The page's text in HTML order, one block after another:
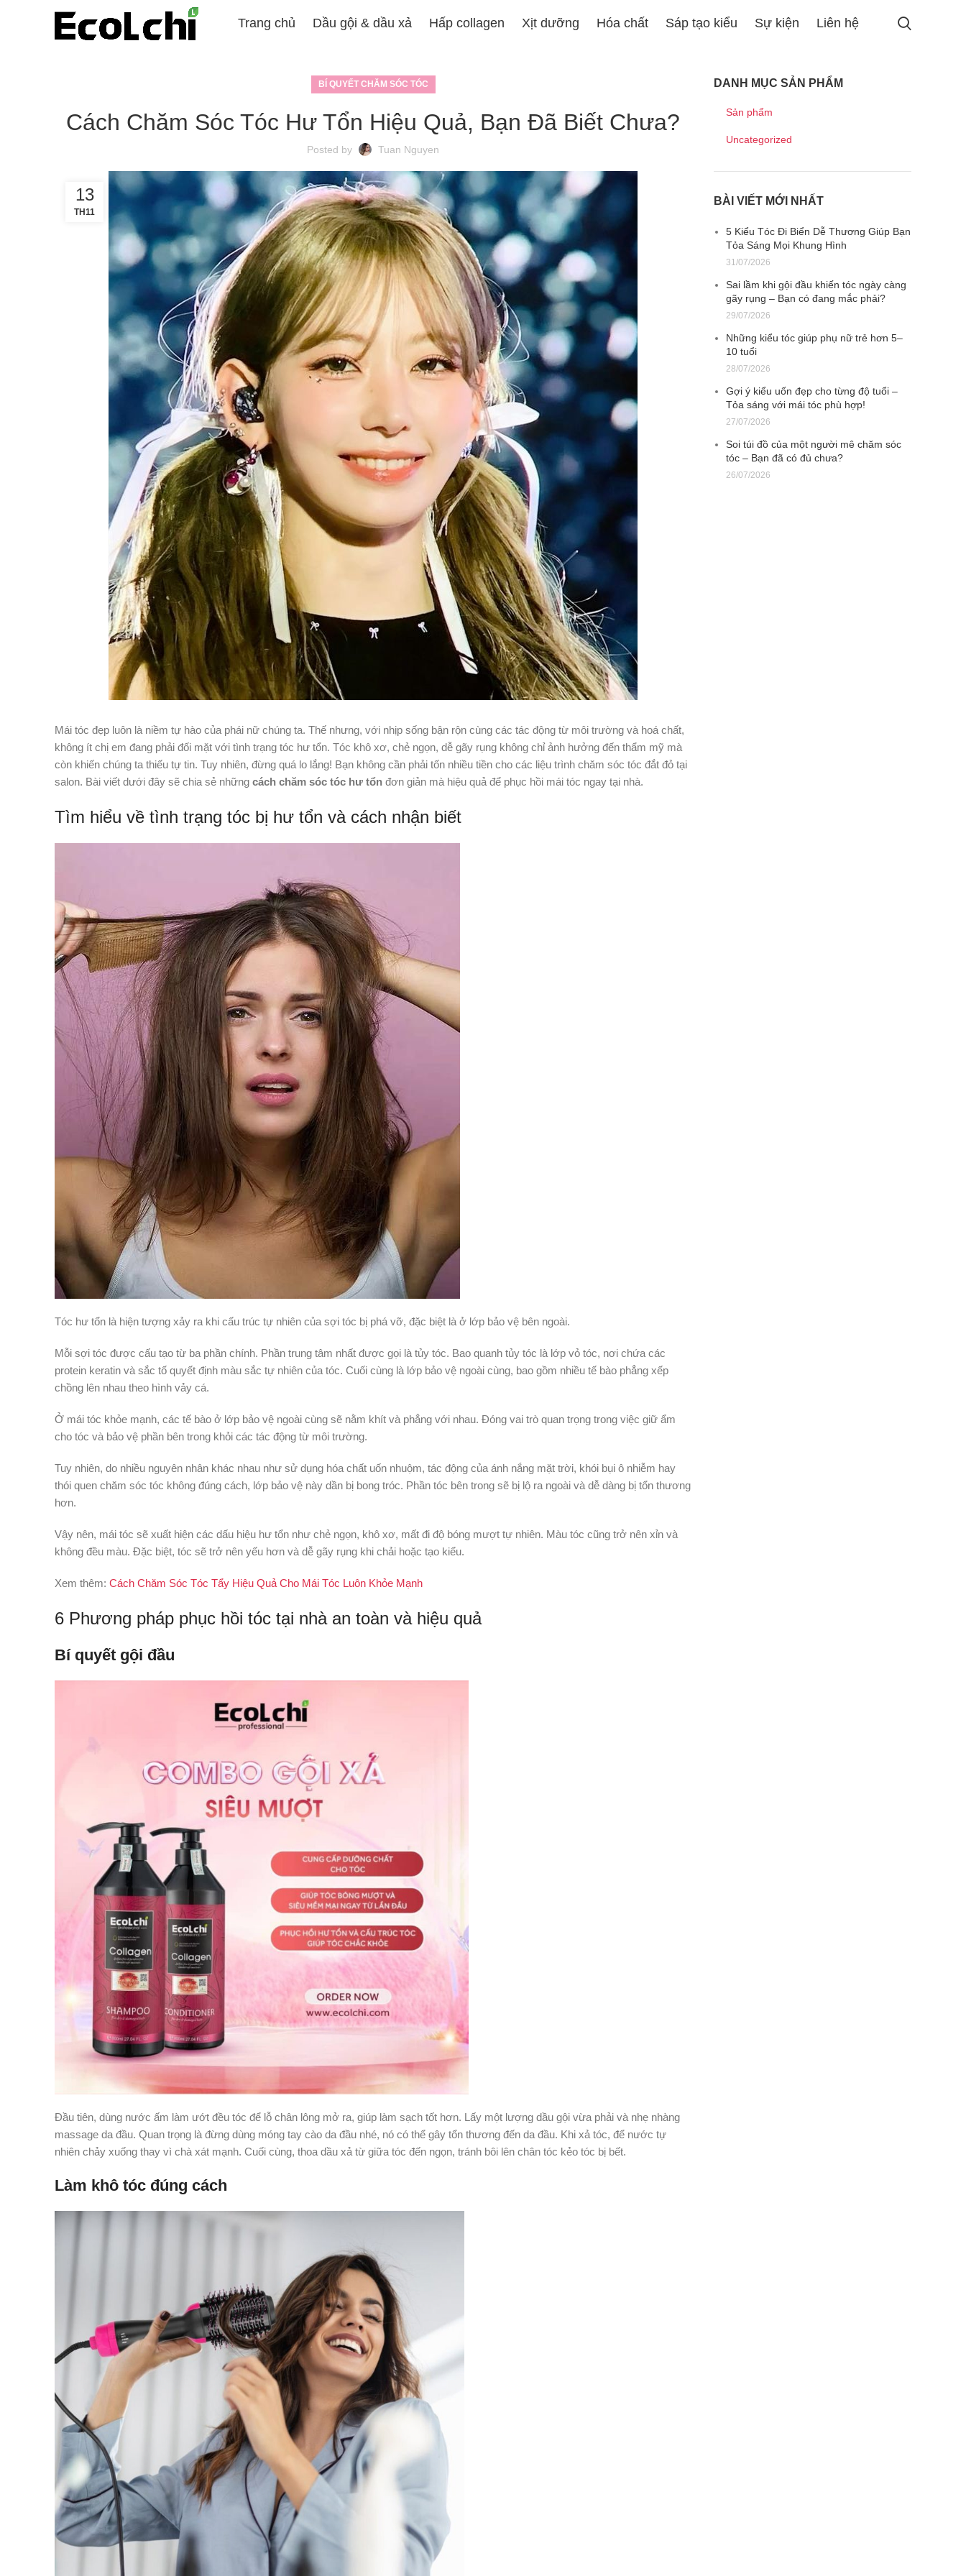
Trang chủ Dầu gội & dầu xả Hấp collagen Xịt dưỡng Hóa chất Sáp tạo kiểu Sự kiện Liên hệ
BÍ QUYẾT CHĂM SÓC TÓC
Cách Chăm Sóc Tóc Hư Tổn Hiệu Quả, Bạn Đã Biết Chưa?
Posted by Tuan Nguyen
13
TH11
Mái tóc đẹp luôn là niềm tự hào của phái nữ chúng ta. Thế nhưng, với nhịp sống bận rộn cùng các tác động từ môi trường và hoá chất,
không ít chị em đang phải đối mặt với tình trạng tóc hư tổn. Tóc khô xơ, chẻ ngọn, dễ gãy rụng không chỉ ảnh hưởng đến thẩm mỹ mà
còn khiến chúng ta thiếu tự tin. Tuy nhiên, đừng quá lo lắng! Bạn không cần phải tốn nhiều tiền cho các liệu trình chăm sóc tóc đắt đỏ tại
salon. Bài viết dưới đây sẽ chia sẻ những cách chăm sóc tóc hư tổn đơn giản mà hiệu quả để phục hồi mái tóc ngay tại nhà.
Tìm hiểu về tình trạng tóc bị hư tổn và cách nhận biết
Tóc hư tổn là hiện tượng xảy ra khi cấu trúc tự nhiên của sợi tóc bị phá vỡ, đặc biệt là ở lớp bảo vệ bên ngoài.
Mỗi sợi tóc được cấu tạo từ ba phần chính. Phần trung tâm nhất được gọi là tủy tóc. Bao quanh tủy tóc là lớp vỏ tóc, nơi chứa các
protein keratin và sắc tố quyết định màu sắc tự nhiên của tóc. Cuối cùng là lớp bảo vệ ngoài cùng, bao gồm nhiều tế bào phẳng xếp
chồng lên nhau theo hình vảy cá.
Ở mái tóc khỏe mạnh, các tế bào ở lớp bảo vệ ngoài cùng sẽ nằm khít và phẳng với nhau. Đóng vai trò quan trọng trong việc giữ ẩm
cho tóc và bảo vệ phần bên trong khỏi các tác động từ môi trường.
Tuy nhiên, do nhiều nguyên nhân khác nhau như sử dụng hóa chất uốn nhuộm, tác động của ánh nắng mặt trời, khói bụi ô nhiễm hay
thói quen chăm sóc tóc không đúng cách, lớp bảo vệ này dần bị bong tróc. Phần tóc bên trong sẽ bị lộ ra ngoài và dễ dàng bị tổn thương
hơn.
Vậy nên, mái tóc sẽ xuất hiện các dấu hiệu hư tổn như chẻ ngọn, khô xơ, mất đi độ bóng mượt tự nhiên. Màu tóc cũng trở nên xỉn và
không đều màu. Đặc biệt, tóc sẽ trở nên yếu hơn và dễ gãy rụng khi chải hoặc tạo kiểu.
Xem thêm: Cách Chăm Sóc Tóc Tẩy Hiệu Quả Cho Mái Tóc Luôn Khỏe Mạnh
6 Phương pháp phục hồi tóc tại nhà an toàn và hiệu quả
Bí quyết gội đầu
Đầu tiên, dùng nước ấm làm ướt đều tóc để lỗ chân lông mở ra, giúp làm sạch tốt hơn. Lấy một lượng dầu gội vừa phải và nhẹ nhàng
massage da đầu. Quan trọng là đừng dùng móng tay cào da đầu nhé, nó có thể gây tổn thương đến da đầu. Khi xả tóc, để nước tự
nhiên chảy xuống thay vì chà xát mạnh. Cuối cùng, thoa dầu xả từ giữa tóc đến ngọn, tránh bôi lên chân tóc kẻo tóc bị bết.
Làm khô tóc đúng cách
DANH MỤC SẢN PHẨM
Sản phẩm
Uncategorized
BÀI VIẾT MỚI NHẤT
5 Kiểu Tóc Đi Biển Dễ Thương Giúp Bạn
Tỏa Sáng Mọi Khung Hình
31/07/2026
Sai lầm khi gội đầu khiến tóc ngày càng
gãy rụng – Bạn có đang mắc phải?
29/07/2026
Những kiểu tóc giúp phụ nữ trẻ hơn 5–
10 tuổi
28/07/2026
Gợi ý kiểu uốn đẹp cho từng độ tuổi –
Tỏa sáng với mái tóc phù hợp!
27/07/2026
Soi túi đồ của một người mê chăm sóc
tóc – Bạn đã có đủ chưa?
26/07/2026